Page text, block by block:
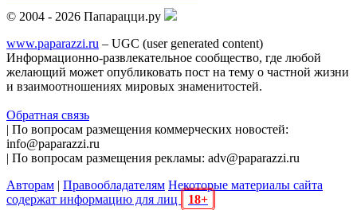
© 2004 - 2026 Папарацци.ру
www.paparazzi.ru – UGC (user generated content)
Информационно-развлекательное сообщество, где любой
желающий может опубликовать пост на тему о частной жизни
и взаимоотношениях мировых знаменитостей.
Обратная связь
| По вопросам размещения коммерческих новостей:
info@paparazzi.ru
| По вопросам размещения рекламы: adv@paparazzi.ru
Авторам | Правообладателям Некоторые материалы сайта
содержат информацию для лиц
18+